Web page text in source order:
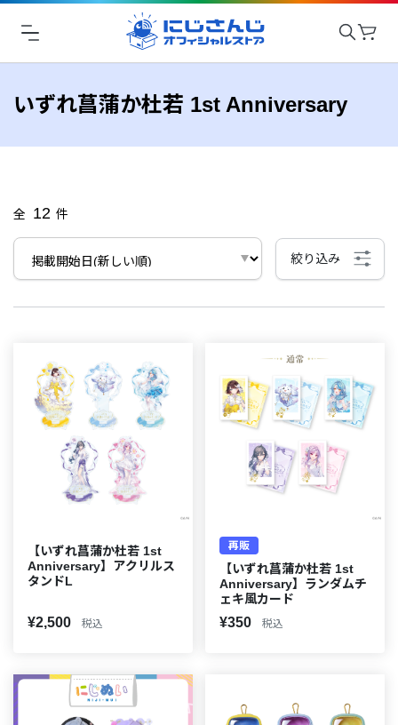
いずれ菖蒲か杜若 1st Anniversary
全 12 件
絞り込み
【いずれ菖蒲か杜若 1st
Anniversary】アクリルス
タンドL
¥2,500 税込
再販
【いずれ菖蒲か杜若 1st
Anniversary】ランダムチ
ェキ風カード
¥350 税込